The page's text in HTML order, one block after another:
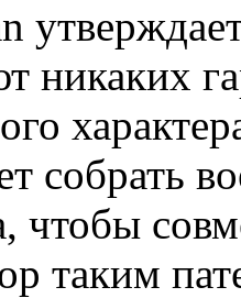
никаких
собрать
чтобы
таким